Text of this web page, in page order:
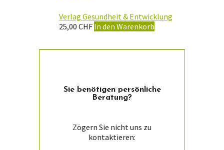
Verlag Gesundheit & Entwicklung
25,00 CHF In den Warenkorb
Sie ­benötigen persön­liche
Beratung?
Zögern Sie nicht uns zu
kontaktieren: